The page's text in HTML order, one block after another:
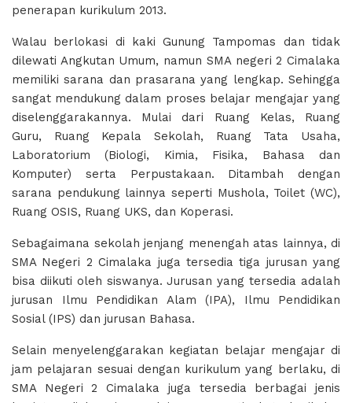
penerapan kurikulum 2013.
Walau berlokasi di kaki Gunung Tampomas dan tidak
dilewati Angkutan Umum, namun SMA negeri 2 Cimalaka
memiliki sarana dan prasarana yang lengkap. Sehingga
sangat mendukung dalam proses belajar mengajar yang
diselenggarakannya. Mulai dari Ruang Kelas, Ruang
Guru, Ruang Kepala Sekolah, Ruang Tata Usaha,
Laboratorium (Biologi, Kimia, Fisika, Bahasa dan
Komputer) serta Perpustakaan. Ditambah dengan
sarana pendukung lainnya seperti Mushola, Toilet (WC),
Ruang OSIS, Ruang UKS, dan Koperasi.
Sebagaimana sekolah jenjang menengah atas lainnya, di
SMA Negeri 2 Cimalaka juga tersedia tiga jurusan yang
bisa diikuti oleh siswanya. Jurusan yang tersedia adalah
jurusan Ilmu Pendidikan Alam (IPA), Ilmu Pendidikan
Sosial (IPS) dan jurusan Bahasa.
Selain menyelenggarakan kegiatan belajar mengajar di
jam pelajaran sesuai dengan kurikulum yang berlaku, di
SMA Negeri 2 Cimalaka juga tersedia berbagai jenis